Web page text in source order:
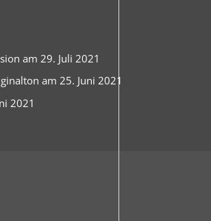
am 29. Juli 2021
am 25. Juni 2021
2021